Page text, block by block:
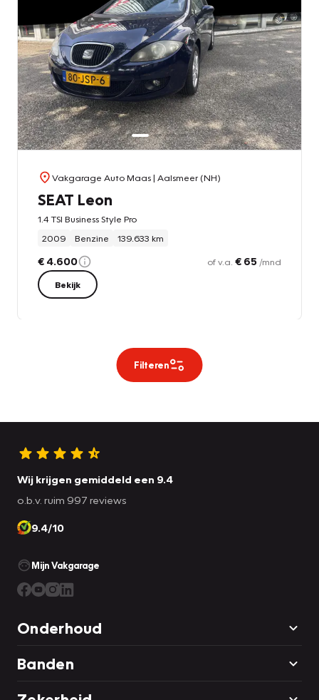
Vakgarage Auto Maas| Aalsmeer (NH)
SEAT Leon
1.4 TSI Business Style Pro
2009
Benzine 139.633 km
€ 4.600 of v.a. € 65 /mnd
Bekijk
Filteren
Wij krijgen gemiddeld een 9.4
o.b.v. ruim 997 reviews
9.4/10
Mijn Vakgarage
Onderhoud
Banden